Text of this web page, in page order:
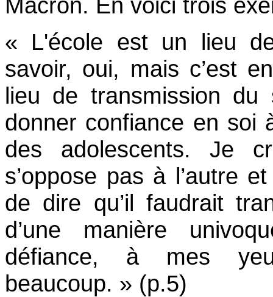
« L'école est un lieu
savoir, oui, mais c’est
lieu de transmission
donner confiance en soi
des adolescents. Je
s’oppose pas à l’autre
de dire qu’il faudrait
d’une manière
défiance, à mes
beaucoup. » (p.5)